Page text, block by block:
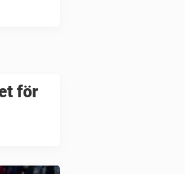
för